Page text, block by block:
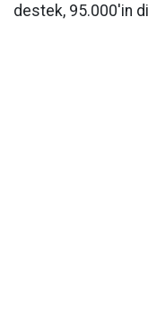
destek, 95.000'in